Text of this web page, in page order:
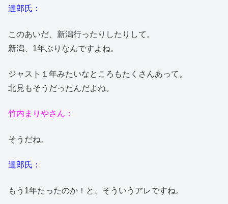
達郎氏：
このあいだ、新潟行ったりしたりして。
新潟、1年ぶりなんですよね。
ジャスト１年みたいなところもたくさんあって。
北見もそうだったんだよね。
竹内まりやさん：
そうだね。
達郎氏：
もう1年たったのか！と、そういうアレですね。